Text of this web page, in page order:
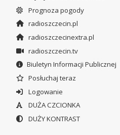
Prognoza pogody
radioszczecin.pl
radioszczecinextra.pl
radioszczecin.tv
Biuletyn Informacji Publicznej
Posłuchaj teraz
Logowanie
DUŻA CZCIONKA
DUŻY KONTRAST